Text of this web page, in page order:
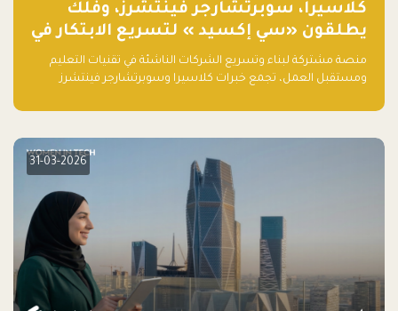
كلاسيرا، سوبرتشارجر فينتشرز، وفلك
يطلقون «سي إكسيد » لتسريع الابتكار في
تقنيات التعليم ومستقبل العمل
منصة مشتركة لبناء وتسريع الشركات الناشئة في تقنيات التعليم
ومستقبل العمل، تجمع خبرات كلاسيرا وسوبرتشارجر فينتشرز
العالمية.
31-03-2026